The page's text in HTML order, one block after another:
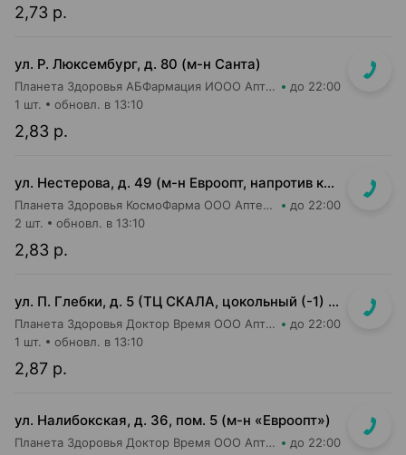
2,73 р.
ул. Р. Люксембург, д. 80 (м-н Санта)
Планета Здоровья АБФармация ИООО Аптека №7 до 22:00
2,83 р.
1 шт. обновл. в 13:10
ул. Нестерова, д. 49 (м-н Евроопт, напротив касс)
Планета Здоровья КосмоФарма ООО Аптека №5 до 22:00
2,83 р.
2 шт. обновл. в 13:10
ул. П. Глебки, д. 5 (ТЦ СКАЛА, цокольный (-1) этаж)
Планета Здоровья Доктор Время ООО Аптека №50 до 22:00
2,87 р.
1 шт. обновл. в 13:10
ул. Налибокская, д. 36, пом. 5 (м-н «Евроопт»)
Планета Здоровья Доктор Время ООО Аптека №51 до 22:00